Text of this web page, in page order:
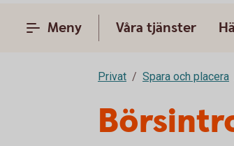
Meny Våra tjänster
Privat Spara och placera